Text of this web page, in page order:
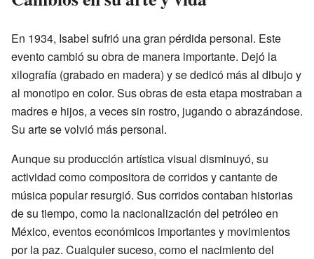
En 1934, Isabel sufrió una gran pérdida personal. Este
evento cambió su obra de manera importante. Dejó la
xilografía (grabado en madera) y se dedicó más al dibujo y
al monotipo en color. Sus obras de esta etapa mostraban a
madres e hijos, a veces sin rostro, jugando o abrazándose.
Su arte se volvió más personal.
Aunque su producción artística visual disminuyó, su
actividad como compositora de corridos y cantante de
música popular resurgió. Sus corridos contaban historias
de su tiempo, como la nacionalización del petróleo en
México, eventos económicos importantes y movimientos
por la paz. Cualquier suceso, como el nacimiento del